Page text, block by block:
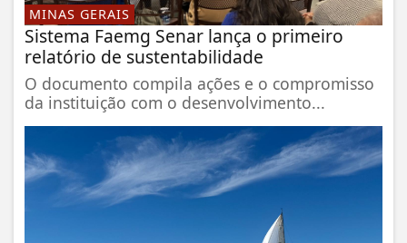
MINAS GERAIS
Sistema Faemg Senar lança o primeiro
relatório de sustentabilidade
O documento compila ações e o compromisso
da instituição com o desenvolvimento...